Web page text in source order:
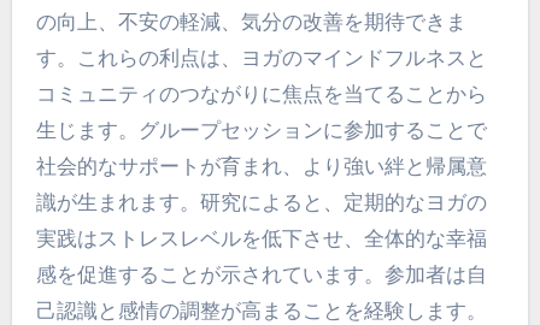
の向上、不安の軽減、気分の改善を期待できま
す。これらの利点は、ヨガのマインドフルネスと
コミュニティのつながりに焦点を当てることから
生じます。グループセッションに参加することで
社会的なサポートが育まれ、より強い絆と帰属意
識が生まれます。研究によると、定期的なヨガの
実践はストレスレベルを低下させ、全体的な幸福
感を促進することが示されています。参加者は自
己認識と感情の調整が高まることを経験します。